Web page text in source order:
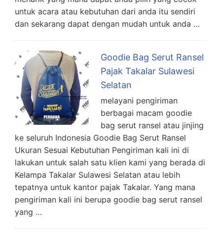
untuk acara atau kebutuhan dari anda itu sendiri
dan sekarang dapat dengan mudah untuk anda …
Goodie Bag Serut Ransel
Pajak Takalar Sulawesi
Selatan
melayani pengiriman
berbagai macam goodie
bag serut ransel atau jinjing
ke seluruh Indonesia Goodie Bag Serut Ransel
Ukuran Sesuai Kebutuhan Pengiriman kali ini di
lakukan untuk salah satu klien kami yang berada di
Kelampa Takalar Sulawesi Selatan atau lebih
tepatnya untuk kantor pajak Takalar. Yang mana
pengiriman kali ini berupa goodie bag serut ransel
yang …